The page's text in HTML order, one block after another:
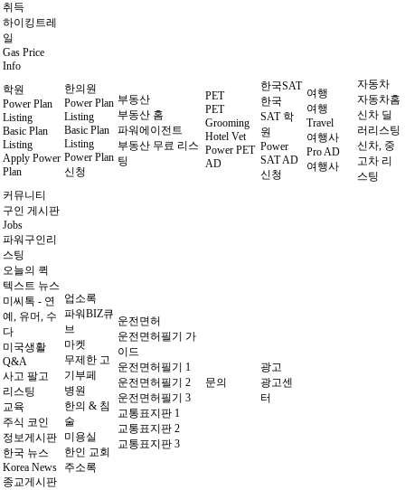
취득
하이킹트레
일
Gas Price
Info
학원
Power Plan
Listing
Basic Plan
Listing
Apply Power
Plan
한의원
Power Plan
Listing
Basic Plan
Listing
Power Plan
신청
부동산
부동산 홈
파워에이전트
부동산 무료 리스
팅
PET
PET
Grooming
Hotel Vet
Power PET
AD
한국SAT
한국
SAT 학
원
Power
SAT AD
신청
여행
여행
Travel
여행사
Pro AD
여행사
자동차
자동차홈
신차 딜
러리스팅
신차, 중
고차 리
스팅
커뮤니티
구인 게시판
Jobs
파워구인리
스팅
오늘의 퀵
텍스트 뉴스
미씨톡 - 연
예, 유머, 수
다
미국생활
Q&A
사고 팔고
리스팅
교육
주식 코인
정보게시판
한국 뉴스
Korea News
종교게시판
업소록
파워BIZ큐
브
마켓
무제한 고
기부페
병원
한의 & 침
술
미용실
한인 교회
주소록
운전면허
운전면허필기 가
이드
운전면허필기 1
운전면허필기 2
운전면허필기 3
교통표지판 1
교통표지판 2
교통표지판 3
문의
광고
광고센
터